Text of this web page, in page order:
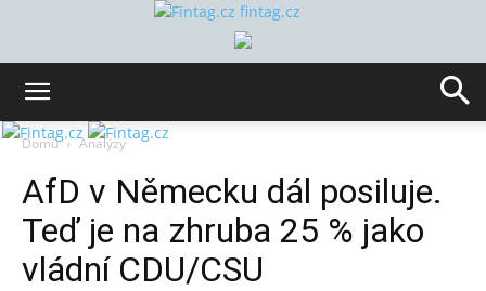
fintag.cz
Domů Analýzy
AfD v Německu dál posiluje.
Teď je na zhruba 25 % jako
vládní CDU/CSU